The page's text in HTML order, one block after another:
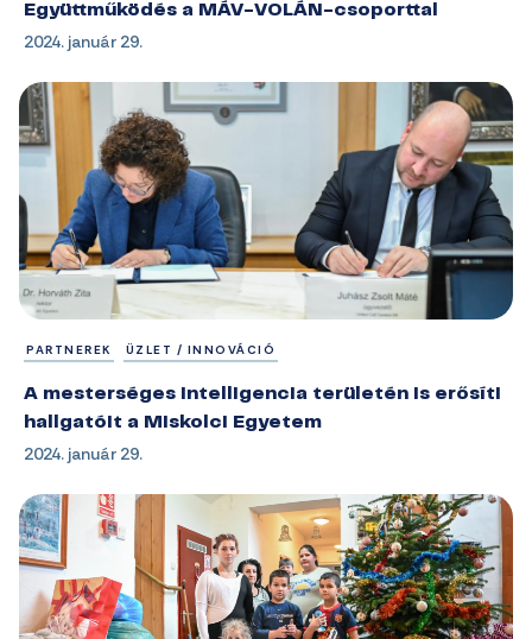
Együttműködés a MÁV-VOLÁN-csoporttal
2024. január 29.
PARTNEREK ÜZLET / INNOVÁCIÓ
A mesterséges intelligencia területén is erősíti
hallgatóit a Miskolci Egyetem
2024. január 29.